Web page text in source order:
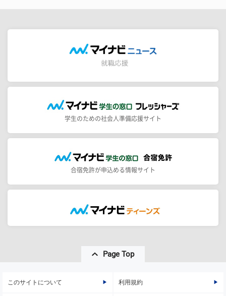
学生のための社会人準備応援サイト
合宿免許が申込める情報サイト
Page Top
このサイトについて 利用規約